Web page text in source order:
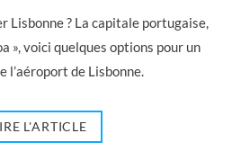
Lisbonne ? La capitale portugaise,
», voici quelques options pour un
l’aéroport de Lisbonne.
L'ARTICLE